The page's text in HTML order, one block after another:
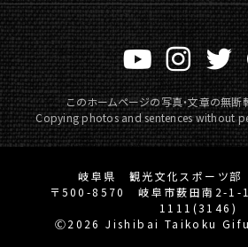
このホームページの写真・文章の無断
Copying photos and sentences without
岐阜県 観光文化スポーツ
〒500-8570 岐阜市薮田南2-1-
1111(3146)
Ⓒ2026 Jishibai Taikoku Gifu